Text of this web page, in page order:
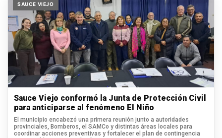
SAUCE VIEJO
Sauce Viejo conformó la Junta de Protección Civil
para anticiparse al fenómeno El Niño
El municipio encabezó una primera reunión junto a autoridades
provinciales, Bomberos, el SAMCo y distintas áreas locales para
coordinar acciones preventivas y fortalecer el plan de contingencia